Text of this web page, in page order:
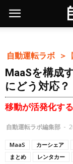
自動運転ラボ ＞
MaaSを構成
にどう対応？
移動が活発化す
自動運転ラボ編集部 -
MaaS カーシェア
まとめ
レンタカー